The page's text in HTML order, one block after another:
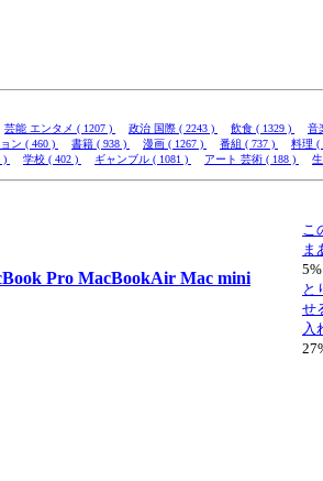
芸能 エンタメ ( 1207 ) 政治 国際 ( 2243 ) 飲食 ( 1329 ) 音
ン ( 460 ) 書籍 ( 938 ) 漫画 ( 1267 ) 番組 ( 737 ) 料理 (
) 学校 ( 402 ) ギャンブル ( 1081 ) アート 芸術 ( 188 )
Pro MacBookAir Mac mini
こ
ま
5%
と
せ
入